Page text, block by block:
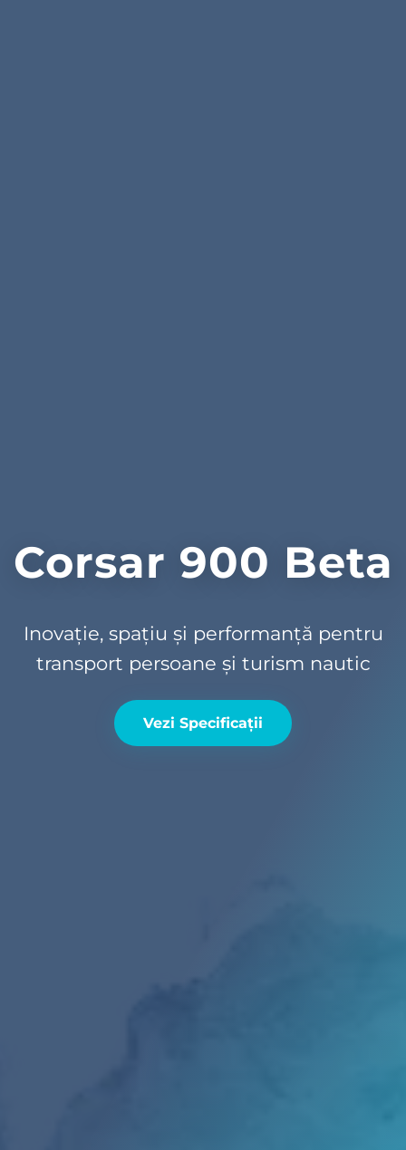
Corsar 900 Beta
Inovație, spațiu și performanță pentru
transport persoane și turism nautic
Vezi Specificații